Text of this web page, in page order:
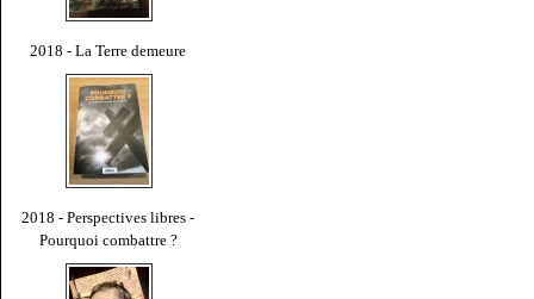
2018 - La Terre demeure
2018 - Perspectives libres -
Pourquoi combattre ?